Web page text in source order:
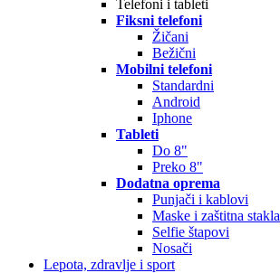
Telefoni i tableti
Fiksni telefoni
Žičani
Bežični
Mobilni telefoni
Standardni
Android
Iphone
Tableti
Do 8"
Preko 8"
Dodatna oprema
Punjači i kablovi
Maske i zaštitna stakla
Selfie štapovi
Nosači
Lepota, zdravlje i sport